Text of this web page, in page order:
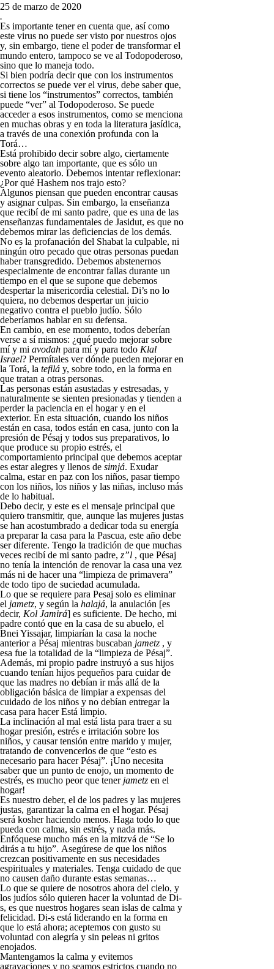
25 de marzo de 2020
.
Es importante tener en cuenta que, así como
este virus no puede ser visto por nuestros ojos
y, sin embargo, tiene el poder de transformar el
mundo entero, tampoco se ve al Todopoderoso,
sino que lo maneja todo.
Si bien podría decir que con los instrumentos
correctos se puede ver el virus, debe saber que,
si tiene los “instrumentos” correctos, también
puede “ver” al Todopoderoso. Se puede
acceder a esos instrumentos, como se menciona
en muchas obras y en toda la literatura jasídica,
a través de una conexión profunda con la
Torá…
Está prohibido decir sobre algo, ciertamente
sobre algo tan importante, que es sólo un
evento aleatorio. Debemos intentar reflexionar:
¿Por qué Hashem nos trajo esto?
Algunos piensan que pueden encontrar causas
y asignar culpas. Sin embargo, la enseñanza
que recibí de mi santo padre, que es una de las
enseñanzas fundamentales de Jasidut, es que no
debemos mirar las deficiencias de los demás.
No es la profanación del Shabat la culpable, ni
ningún otro pecado que otras personas puedan
haber transgredido. Debemos abstenernos
especialmente de encontrar fallas durante un
tiempo en el que se supone que debemos
despertar la misericordia celestial. Di’s no lo
quiera, no debemos despertar un juicio
negativo contra el pueblo judío. Sólo
deberíamos hablar en su defensa.
En cambio, en ese momento, todos deberían
verse a sí mismos: ¿qué puedo mejorar sobre
mí y mi avodah para mí y para todo Klal
Israel? Permítales ver dónde pueden mejorar en
la Torá, la tefilá y, sobre todo, en la forma en
que tratan a otras personas.
Las personas están asustadas y estresadas, y
naturalmente se sienten presionadas y tienden a
perder la paciencia en el hogar y en el
exterior. En esta situación, cuando los niños
están en casa, todos están en casa, junto con la
presión de Pésaj y todos sus preparativos, lo
que produce su propio estrés, el
comportamiento principal que debemos aceptar
es estar alegres y llenos de simjá. Exudar
calma, estar en paz con los niños, pasar tiempo
con los niños, los niños y las niñas, incluso más
de lo habitual.
Debo decir, y este es el mensaje principal que
quiero transmitir, que, aunque las mujeres justas
se han acostumbrado a dedicar toda su energía
a preparar la casa para la Pascua, este año debe
ser diferente. Tengo la tradición de que muchas
veces recibí de mi santo padre, z”l , que Pésaj
no tenía la intención de renovar la casa una vez
más ni de hacer una “limpieza de primavera”
de todo tipo de suciedad acumulada.
Lo que se requiere para Pesaj solo es eliminar
el jametz, y según la halajá, la anulación [es
decir, Kol Jamirá] es suficiente. De hecho, mi
padre contó que en la casa de su abuelo, el
Bnei Yissajar, limpiarían la casa la noche
anterior a Pésaj mientras buscaban jametz , y
esa fue la totalidad de la “limpieza de Pésaj”.
Además, mi propio padre instruyó a sus hijos
cuando tenían hijos pequeños para cuidar de
que las madres no debían ir más allá de la
obligación básica de limpiar a expensas del
cuidado de los niños y no debían entregar la
casa para hacer Está limpio.
La inclinación al mal está lista para traer a su
hogar presión, estrés e irritación sobre los
niños, y causar tensión entre marido y mujer,
tratando de convencerlos de que “esto es
necesario para hacer Pésaj”. ¡Uno necesita
saber que un punto de enojo, un momento de
estrés, es mucho peor que tener jametz en el
hogar!
Es nuestro deber, el de los padres y las mujeres
justas, garantizar la calma en el hogar. Pésaj
será kosher haciendo menos. Haga todo lo que
pueda con calma, sin estrés, y nada más.
Enfóquese mucho más en la mitzvá de “Se lo
dirás a tu hijo”. Asegúrese de que los niños
crezcan positivamente en sus necesidades
espirituales y materiales. Tenga cuidado de que
no causen daño durante estas semanas…
Lo que se quiere de nosotros ahora del cielo, y
los judíos sólo quieren hacer la voluntad de Di-
s, es que nuestros hogares sean islas de calma y
felicidad. Di-s está liderando en la forma en
que lo está ahora; aceptemos con gusto su
voluntad con alegría y sin peleas ni gritos
enojados.
Mantengamos la calma y evitemos
agravaciones y no seamos estrictos cuando no